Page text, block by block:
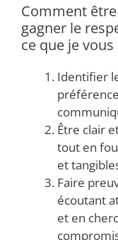
Comment
gagner le
ce que je
Identifier
Être clair
tout en
et
Faire
écoutant
et en